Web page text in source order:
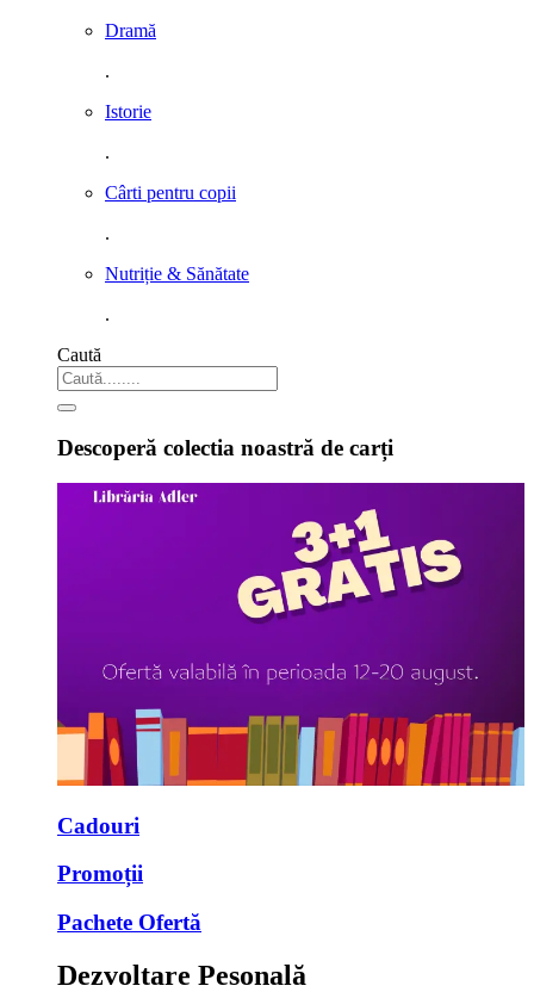
Dramă
.
Istorie
.
Cârti pentru copii
.
Nutriție & Sănătate
.
Caută
Descoperă colectia noastră de carți
Cadouri
Promoții
Pachete Ofertă
Dezvoltare Pesonală